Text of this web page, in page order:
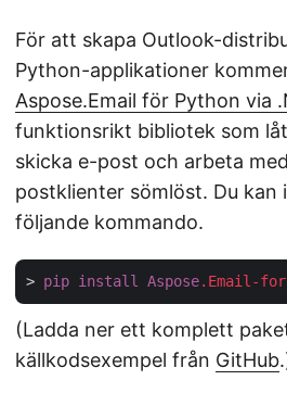
För att skapa Outlook-
Python-applikationer
Aspose.Email för Python via
funktionsrikt bibliotek som
skicka e-post och arbeta
postklienter sömlöst. Du kan
följande kommando.
> pip install Aspose.Email-
(Ladda ner ett komplett
källkodsexempel från GitHub